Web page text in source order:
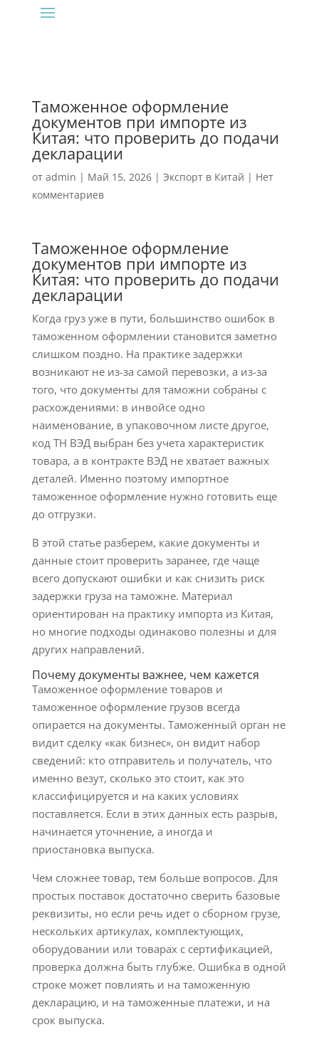
Таможенное оформление
документов при импорте из
Китая: что проверить до подачи
декларации
от admin | Май 15, 2026| Экспорт в Китай | Нет
комментариев
Таможенное оформление
документов при импорте из
Китая: что проверить до подачи
декларации
Когда груз уже в пути, большинство ошибок в
таможенном оформлении становится заметно
слишком поздно. На практике задержки
возникают не из-за самой перевозки, а из-за
того, что документы для таможни собраны с
расхождениями: в инвойсе одно
наименование, в упаковочном листе другое,
код ТН ВЭД выбран без учета характеристик
товара, а в контракте ВЭД не хватает важных
деталей. Именно поэтому импортное
таможенное оформление нужно готовить еще
до отгрузки.
В этой статье разберем, какие документы и
данные стоит проверить заранее, где чаще
всего допускают ошибки и как снизить риск
задержки груза на таможне. Материал
ориентирован на практику импорта из Китая,
но многие подходы одинаково полезны и для
других направлений.
Почему документы важнее, чем кажется
Таможенное оформление товаров и
таможенное оформление грузов всегда
опирается на документы. Таможенный орган не
видит сделку «как бизнес», он видит набор
сведений: кто отправитель и получатель, что
именно везут, сколько это стоит, как это
классифицируется и на каких условиях
поставляется. Если в этих данных есть разрыв,
начинается уточнение, а иногда и
приостановка выпуска.
Чем сложнее товар, тем больше вопросов. Для
простых поставок достаточно сверить базовые
реквизиты, но если речь идет о сборном грузе,
нескольких артикулах, комплектующих,
оборудовании или товарах с сертификацией,
проверка должна быть глубже. Ошибка в одной
строке может повлиять и на таможенную
декларацию, и на таможенные платежи, и на
срок выпуска.